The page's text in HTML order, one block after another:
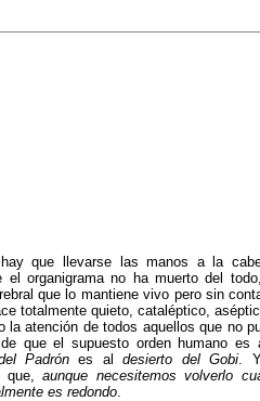
hay que llevarse las manos a la
el organigrama no ha muerto del
que lo mantiene vivo pero sin
totalmente quieto, cataléptico,
la atención de todos aquellos que no
que el supuesto orden humano es
Padrón es aldesierto del Gobi.
que,aunque necesitemos volverlo
es redondo.